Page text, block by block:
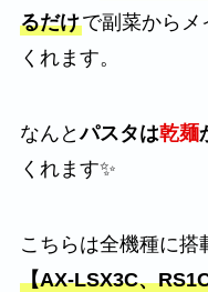
るだけで副菜からメ
くれます。
なんとパスタは乾麺
くれます✨
こちらは全機種に搭
【AX-LSX3C、